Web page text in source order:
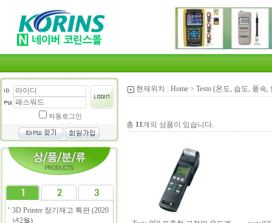
자동로그인
3D Printer 장기재고 특판 (2020
년2월)
현재위치 : Home > Testo (온도, 습도, 풍속
총 11개의 상품이 있습니다.